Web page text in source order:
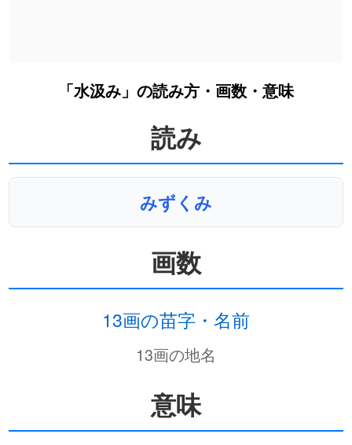
「水汲み」の読み方・画数・意味
読み
みずくみ
画数
13画の苗字・名前
13画の地名
意味